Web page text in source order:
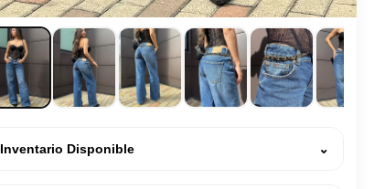
Inventario Disponible ⌄